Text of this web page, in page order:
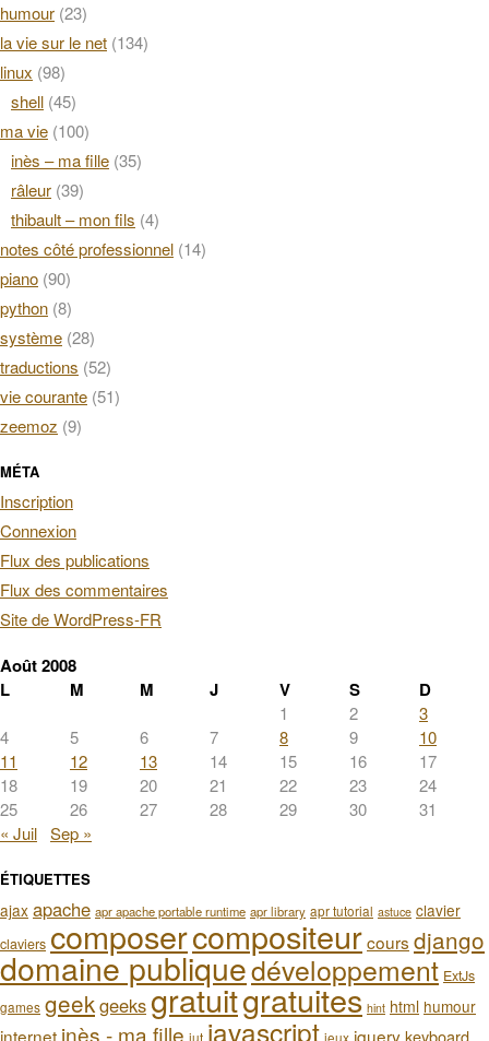
humour (23)
la vie sur le net (134)
linux (98)
shell (45)
ma vie (100)
inès – ma fille (35)
râleur (39)
thibault – mon fils (4)
notes côté professionnel (14)
piano (90)
python (8)
système (28)
traductions (52)
vie courante (51)
zeemoz (9)
MÉTA
Inscription
Connexion
Flux des publications
Flux des commentaires
Site de WordPress-FR
Août 2008
L
M M J V S D
1 2
3
4
5 6 7 8 9
10
11
12 13 14 15 16
17
18
19 20 21 22 23
24
25
26 27 28 29 30
31
« Juil Sep »
ÉTIQUETTES
ajax apache apr apache portable runtime apr library apr tutorial astuce clavier
claviers composercompositeurcours django
domaine publiquedéveloppement ExtJs
games geekgeeksgratuitgratuites hint html humour
internet inès - ma fille iut javascript jeux jquerykeyboard